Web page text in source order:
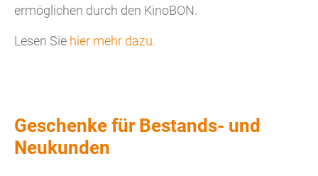
ermöglichen durch den KinoBON.
Lesen Sie hier mehr dazu.
Geschenke für Bestands- und
Neukunden